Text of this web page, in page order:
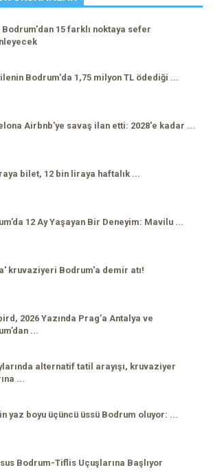
Bodrum'dan 15 farklı noktaya sefer
Bodrum'da 1,75 milyon TL ödediği ...
Airbnb'ye savaş ilan etti: 2028'e kadar ...
bilet, 12 bin liraya haftalık ...
12 Ay Yaşayan Bir Deneyim: Mavilu ...
kruvaziyeri Bodrum'a demir atı!
2026 Yazında Prag’a Antalya ve
...
alternatif tatil arayışı, kruvaziyer
...
yaz boyu üçüncü üssü Bodrum oluyor: ...
Bodrum-Tiflis Uçuşlarına Başlıyor